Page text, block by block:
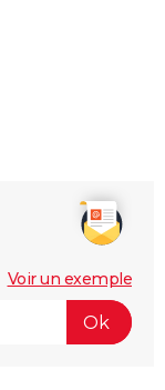
Voir un exemple